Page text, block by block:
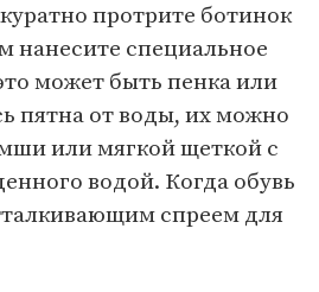
протрите ботинок
нанесите специальное
может быть пенка или
пятна от воды, их можно
или мягкой щеткой с
водой. Когда обувь
спреем для